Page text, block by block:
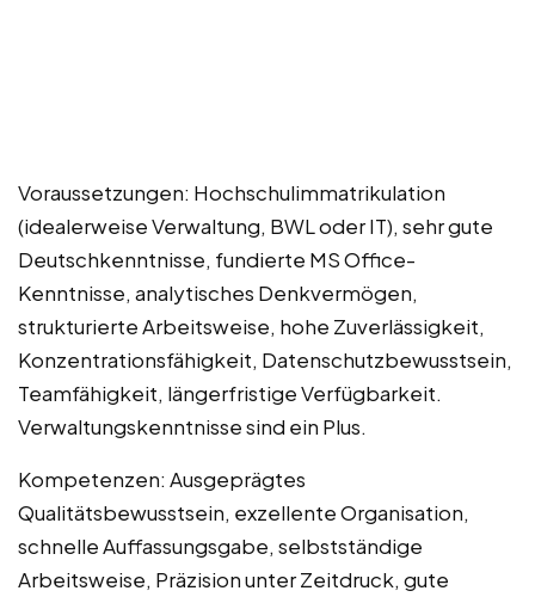
Voraussetzungen: Hochschulimmatrikulation
(idealerweise Verwaltung, BWL oder IT), sehr gute
Deutschkenntnisse, fundierte MS Office-
Kenntnisse, analytisches Denkvermögen,
strukturierte Arbeitsweise, hohe Zuverlässigkeit,
Konzentrationsfähigkeit, Datenschutzbewusstsein,
Teamfähigkeit, längerfristige Verfügbarkeit.
Verwaltungskenntnisse sind ein Plus.
Kompetenzen: Ausgeprägtes
Qualitätsbewusstsein, exzellente Organisation,
schnelle Auffassungsgabe, selbstständige
Arbeitsweise, Präzision unter Zeitdruck, gute